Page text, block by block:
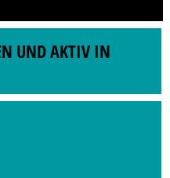
UND AKTIV IN